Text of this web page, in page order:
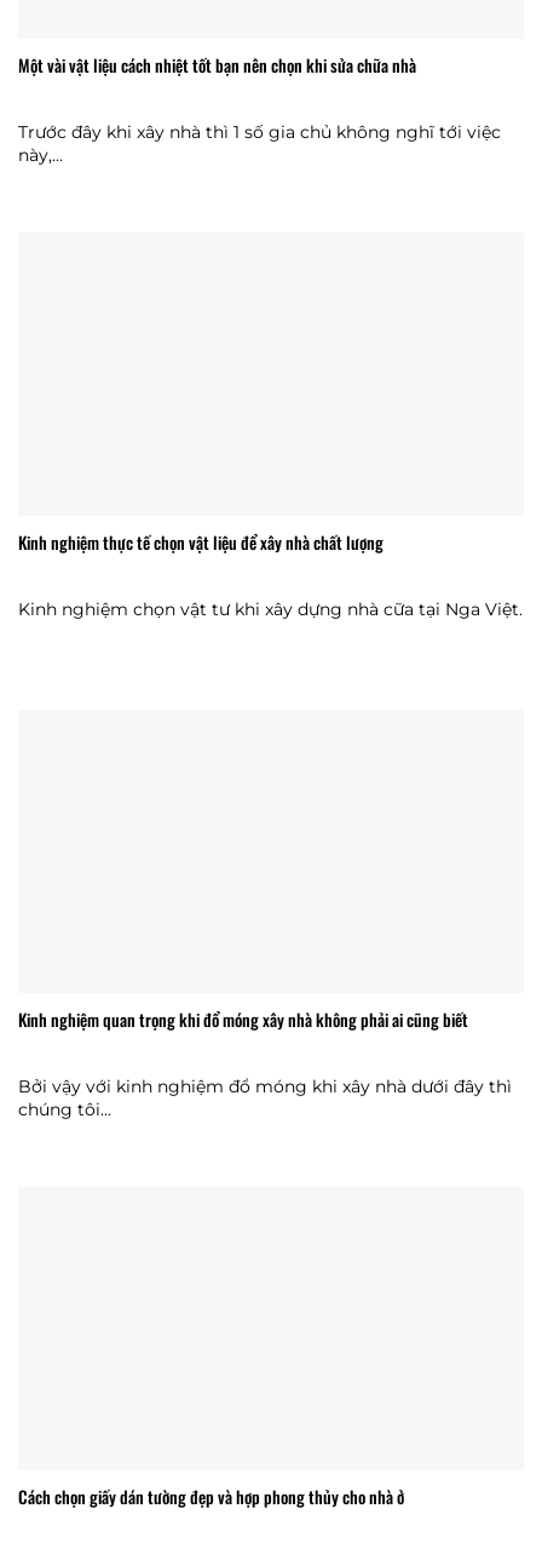
Một vài vật liệu cách nhiệt tốt bạn nên chọn khi sửa chữa nhà
Trước đây khi xây nhà thì 1 số gia chủ không nghĩ tới việc
này,...
Kinh nghiệm thực tế chọn vật liệu để xây nhà chất lượng
Kinh nghiệm chọn vật tư khi xây dựng nhà cữa tại Nga Việt.
Kinh nghiệm quan trọng khi đổ móng xây nhà không phải ai cũng biết
Bởi vậy với kinh nghiệm đổ móng khi xây nhà dưới đây thì
chúng tôi...
Cách chọn giấy dán tường đẹp và hợp phong thủy cho nhà ở